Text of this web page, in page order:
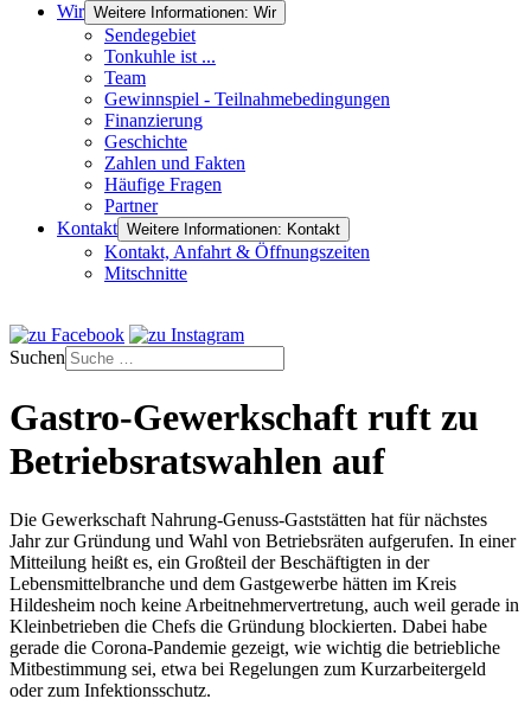
Wir Weitere Informationen: Wir
Sendegebiet
Tonkuhle ist ...
Team
Gewinnspiel - Teilnahmebedingungen
Finanzierung
Geschichte
Zahlen und Fakten
Häufige Fragen
Partner
Kontakt Weitere Informationen: Kontakt
Kontakt, Anfahrt & Öffnungszeiten
Mitschnitte
Suchen
Gastro-Gewerkschaft ruft zu
Betriebsratswahlen auf
Die Gewerkschaft Nahrung-Genuss-Gaststätten hat für nächstes
Jahr zur Gründung und Wahl von Betriebsräten aufgerufen. In einer
Mitteilung heißt es, ein Großteil der Beschäftigten in der
Lebensmittelbranche und dem Gastgewerbe hätten im Kreis
Hildesheim noch keine Arbeitnehmervertretung, auch weil gerade in
Kleinbetrieben die Chefs die Gründung blockierten. Dabei habe
gerade die Corona-Pandemie gezeigt, wie wichtig die betriebliche
Mitbestimmung sei, etwa bei Regelungen zum Kurzarbeitergeld
oder zum Infektionsschutz.